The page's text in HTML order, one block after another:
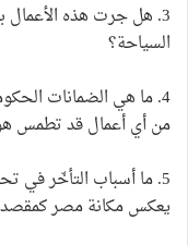
3. هل جرت هذه الأعمال
السياحة؟
4. ما هي الضمانات
من أي أعمال قد تطمس
5. ما أسباب التأخّر في
يعكس مكانة مصر